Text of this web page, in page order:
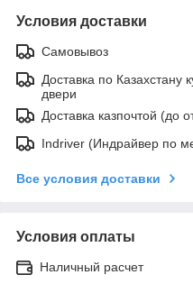
Условия доставки
Самовывоз
Доставка по Казахстану
двери
Доставка казпочтой (до
Indriver (Индрайвер по
Все условия доставки
Условия оплаты
Наличный расчет